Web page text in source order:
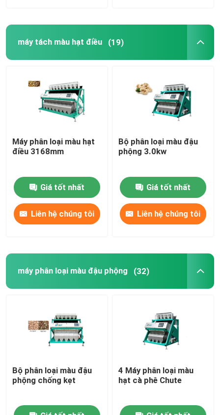
máy tách màu hạt điều (19)
Máy phân loại màu hạt
điều 3168mm
Giá tốt nhất
Liên hệ chúng tôi
Bộ phân loại màu đậu
phộng 3.0kw
Giá tốt nhất
Liên hệ chúng tôi
máy phân loại màu đậu phộng (32)
Bộ phân loại màu đậu
phộng chống kẹt
4 Máy phân loại màu
hạt cà phê Chute